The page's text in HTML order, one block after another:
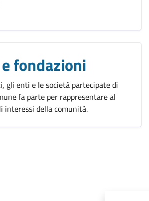
fondazioni
gli enti e le società partecipate di
fa parte per rappresentare al
interessi della comunità.